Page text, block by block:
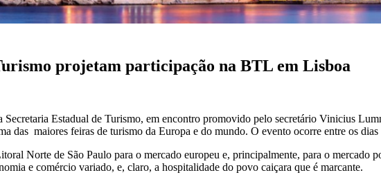
projetam participação na BTL em Lisboa
Estadual de Turismo, em encontro promovido pelo secretário Vinicius
maiores feiras de turismo da Europa e do mundo. O evento ocorre entre os
Norte de São Paulo para o mercado europeu e, principalmente, para o mercado
e comércio variado, e, claro, a hospitalidade do povo caiçara que é marcante.